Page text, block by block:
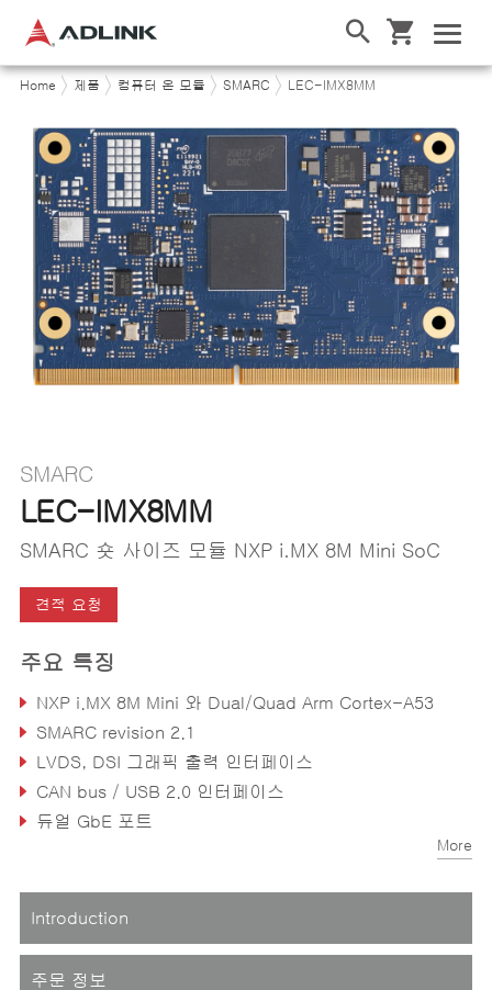
Home 제품 컴퓨터 온 모듈 SMARC LEC-IMX8MM
SMARC
LEC-IMX8MM
SMARC 숏 사이즈 모듈 NXP i.MX 8M Mini SoC
견적 요청
주요 특징
NXP i.MX 8M Mini 와 Dual/Quad Arm Cortex-A53
SMARC revision 2.1
LVDS, DSI 그래픽 출력 인터페이스
CAN bus / USB 2.0 인터페이스
듀얼 GbE 포트
More
Introduction
주문 정보